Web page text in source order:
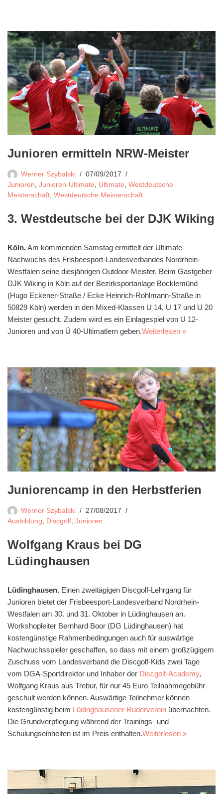
Junioren ermitteln NRW-Meister
Werner Szybalski
07/09/2017
Junioren, Junioren-Ultimate, Ultimate, Westdeutsche
Meisterschaft, Westdeutsche Meisterschaft
3. Westdeutsche bei der DJK Wiking
Köln.Am kommenden Samstag ermittelt der Ultimate-
Nachwuchs des Frisbeesport-Landesverbandes Nordrhein-
Westfalen seine diesjährigen Outdoor-Meister. Beim Gastgeber
DJK Wiking in Köln auf der Bezirksportanlage Bocklemünd
(Hugo Eckener-Straße / Ecke Heinrich-Rohlmann-Straße in
50829 Köln) werden in den Mixed-Klassen U 14, U 17 und U 20
Meister gesucht. Zudem wird es ein Einlagespiel von U 12-
Junioren und von Ü 40-Ultimatlern geben.Weiterlesen »
Juniorencamp in den Herbstferien
Werner Szybalski
27/08/2017
Ausbildung, Discgolf, Junioren
Wolfgang Kraus bei DG
Lüdinghausen
Lüdinghausen. Einen zweitägigen Discgolf-Lehrgang für
Junioren bietet der Frisbeesport-Landesverband Nordrhein-
Westfalen am 30. und 31. Oktober in Lüdinghausen an.
Workshopleiter Bernhard Boor (DG Lüdinghausen) hat
kostengünstige Rahmenbedingungen auch für auswärtige
Nachwuchsspieler geschaffen, so dass mit einem großzügigem
Zuschuss vom Landesverband die Discgolf-Kids zwei Tage
vom DGA-Sportdirektor und Inhaber der Discgolf-Academy,
Wolfgang Kraus aus Trebur, für nur 45 Euro Teilnahmegebühr
geschult werden können. Auswärtige Teilnehmer können
kostengünstig beim Lüdinghausener Ruderverein übernachten.
Die Grundverpflegung während der Trainings- und
Schulungseinheiten ist im Preis enthalten.Weiterlesen »